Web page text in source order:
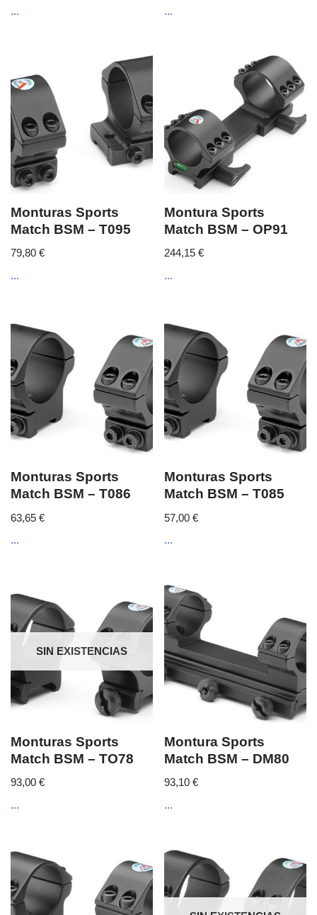
...
...
Monturas Sports
Match BSM – T095
79,80 €
...
Montura Sports
Match BSM – OP91
244,15€
...
Monturas Sports
Match BSM – T086
63,65 €
...
Monturas Sports
Match BSM – T085
57,00€
...
SIN EXISTENCIAS
Monturas Sports
Match BSM – TO78
93,00 €
...
Montura Sports
Match BSM – DM80
93,10€
...